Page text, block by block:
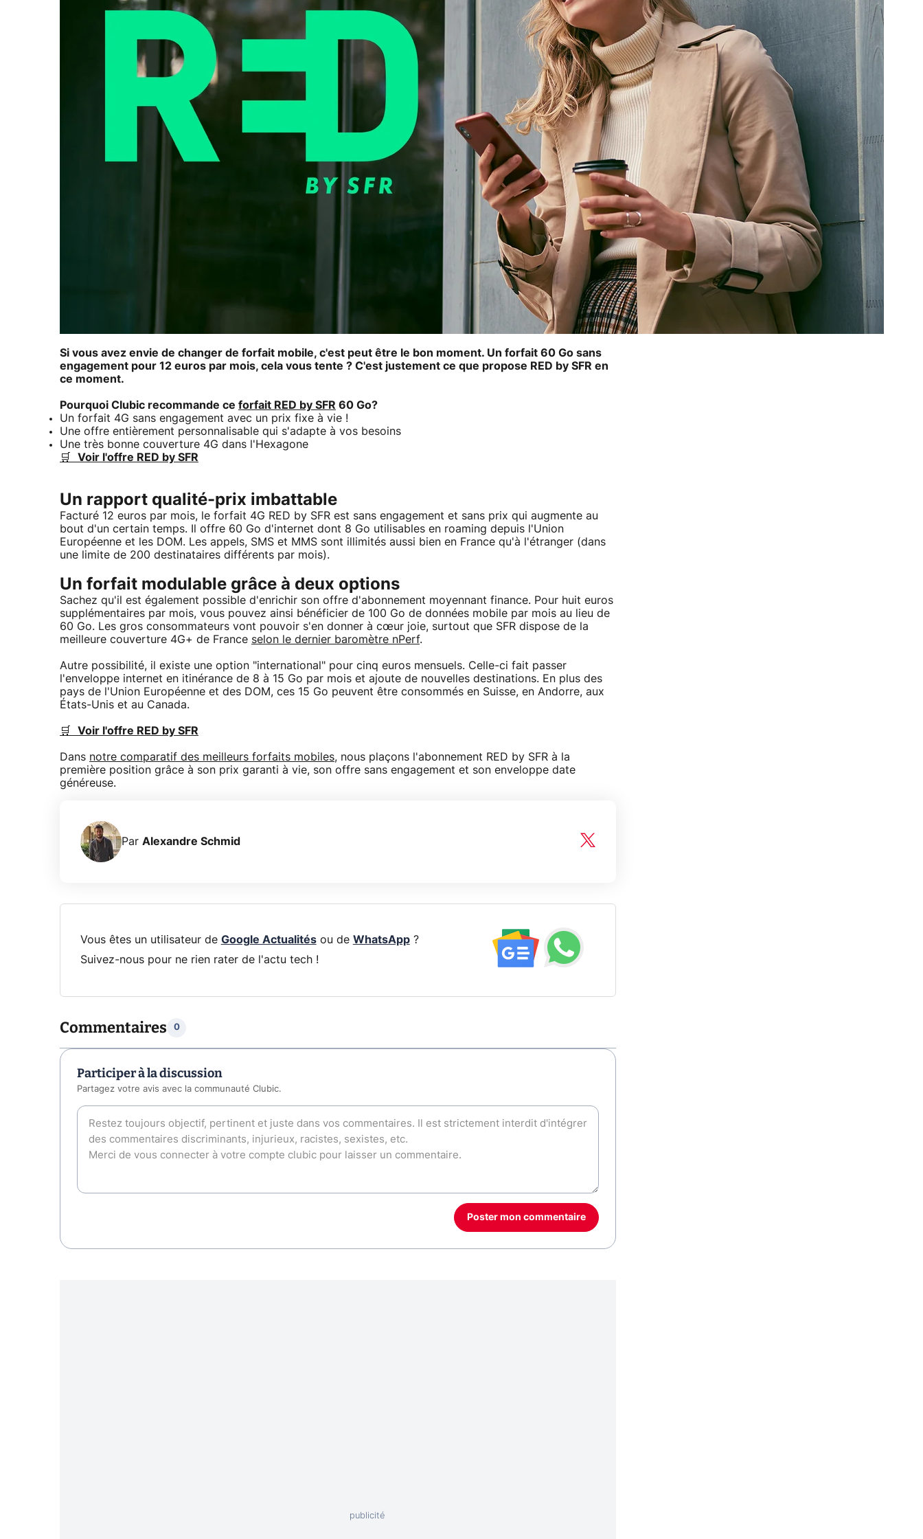
Si vous avez envie de changer de forfait mobile, c'est peut être le bon moment. Un forfait 60 Go sans
engagement pour 12 euros par mois, cela vous tente ? C'est justement ce que propose RED by SFR en
ce moment.
Pourquoi Clubic recommande ce forfait RED by SFR 60 Go?
Un forfait 4G sans engagement avec un prix fixe à vie !
Une offre entièrement personnalisable qui s'adapte à vos besoins
Une très bonne couverture 4G dans l'Hexagone
🛒 Voir l'offre RED by SFR
Un rapport qualité-prix imbattable
Facturé 12 euros par mois, le forfait 4G RED by SFR est sans engagement et sans prix qui augmente au
bout d'un certain temps. Il offre 60 Go d'internet dont 8 Go utilisables en roaming depuis l'Union
Européenne et les DOM. Les appels, SMS et MMS sont illimités aussi bien en France qu'à l'étranger (dans
une limite de 200 destinataires différents par mois).
Un forfait modulable grâce à deux options
Sachez qu'il est également possible d'enrichir son offre d'abonnement moyennant finance. Pour huit euros
supplémentaires par mois, vous pouvez ainsi bénéficier de 100 Go de données mobile par mois au lieu de
60 Go. Les gros consommateurs vont pouvoir s'en donner à cœur joie, surtout que SFR dispose de la
meilleure couverture 4G+ de France selon le dernier baromètre nPerf.
Autre possibilité, il existe une option "international" pour cinq euros mensuels. Celle-ci fait passer
l'enveloppe internet en itinérance de 8 à 15 Go par mois et ajoute de nouvelles destinations. En plus des
pays de l'Union Européenne et des DOM, ces 15 Go peuvent être consommés en Suisse, en Andorre, aux
États-Unis et au Canada.
🛒 Voir l'offre RED by SFR
Dans notre comparatif des meilleurs forfaits mobiles, nous plaçons l'abonnement RED by SFR à la
première position grâce à son prix garanti à vie, son offre sans engagement et son enveloppe date
généreuse.
Par Alexandre Schmid
Vous êtes un utilisateur de Google Actualitésou de WhatsApp?
Suivez-nous pour ne rien rater de l'actu tech !
Commentaires 0
Participer à la discussion
Partagez votre avis avec la communauté Clubic.
Poster mon commentaire